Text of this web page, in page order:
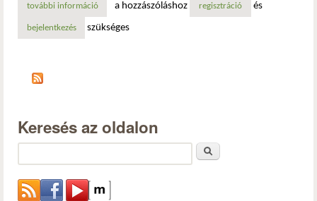
további információrobotépítő tanfolyamok indulnak tartalommal
a hozzászóláshoz regisztráció és
bejelentkezés szükséges
Keresés az oldalon